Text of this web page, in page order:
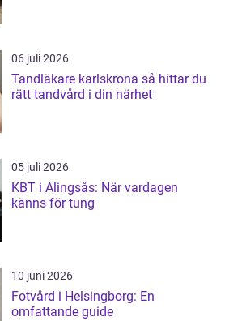
06 juli 2026
Tandläkare karlskrona så hittar du
rätt tandvård i din närhet
05 juli 2026
KBT i Alingsås: När vardagen
känns för tung
10 juni 2026
Fotvård i Helsingborg: En
omfattande guide